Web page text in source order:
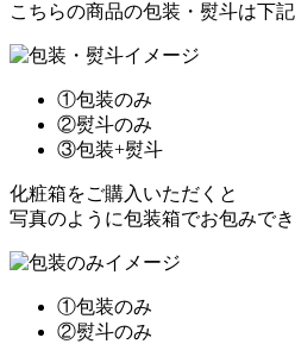
こちらの商品の包装・熨斗は下
①包装のみ
②熨斗のみ
③包装+熨斗
化粧箱をご購入いただくと
写真のように包装箱でお包みでき
①包装のみ
②熨斗のみ